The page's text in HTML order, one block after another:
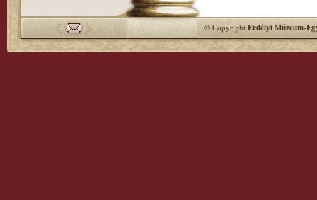
© CopyrightErdélyi Múzeum-